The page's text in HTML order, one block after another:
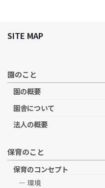
SITE MAP
園のこと
園の概要
園舎について
法人の概要
保育のこと
保育のコンセプト
環境